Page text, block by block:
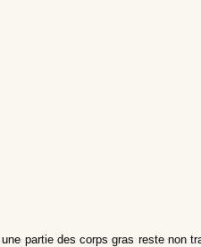
, une partie des corps gras reste non